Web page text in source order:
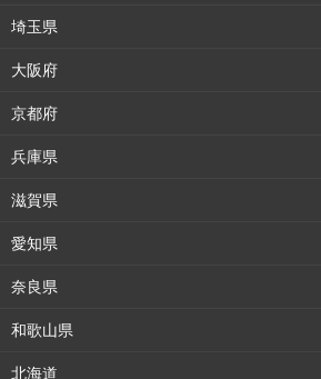
埼玉県
大阪府
京都府
兵庫県
滋賀県
愛知県
奈良県
和歌山県
北海道